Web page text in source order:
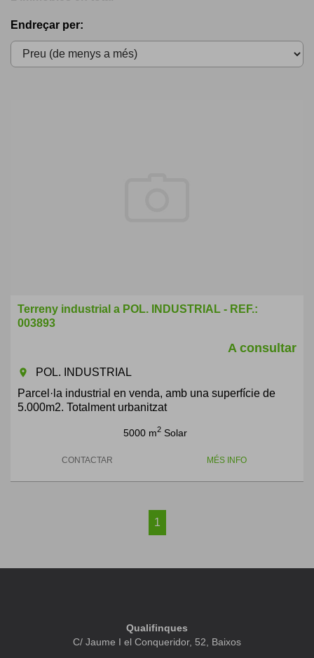
Endreçar per:
Terreny industrial a POL. INDUSTRIAL - REF.:
003893
A consultar
room
POL. INDUSTRIAL
Parcel·la industrial en venda, amb una superfície de
5.000m2. Totalment urbanitzat
5000 m2 Solar
CONTACTAR MÉS INFO
1
Qualifinques
C/ Jaume I el Conqueridor, 52, Baixos